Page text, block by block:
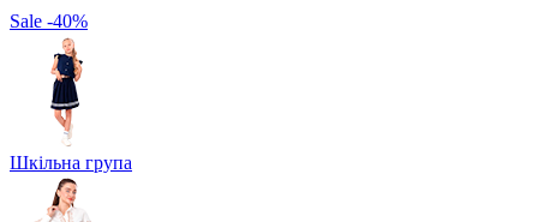
Sale -40%
Шкільна група